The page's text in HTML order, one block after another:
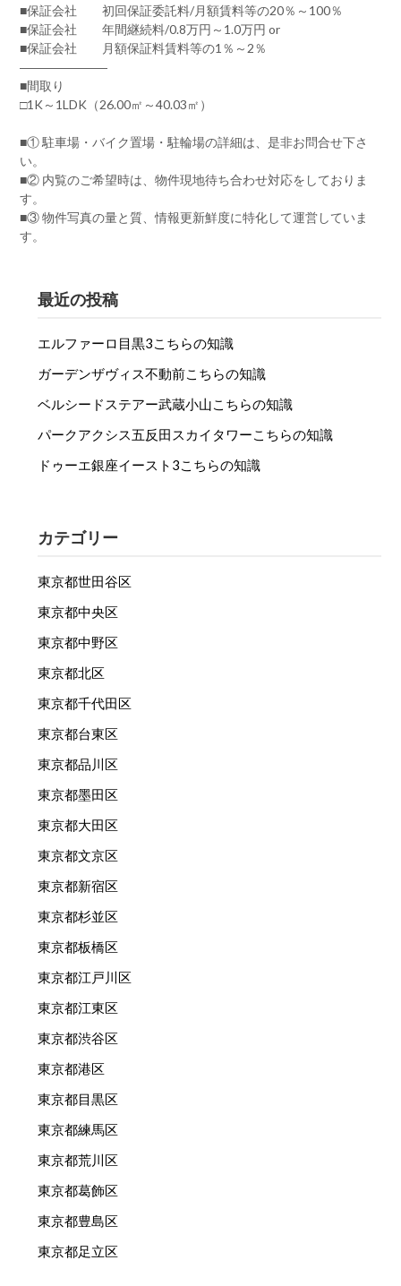
■保証会社 初回保証委託料/月額賃料等の20％～100％
■保証会社 年間継続料/0.8万円～1.0万円 or
■保証会社 月額保証料賃料等の1％～2％
―――――――
■間取り
□1K～1LDK（26.00㎡～40.03㎡）
■① 駐車場・バイク置場・駐輪場の詳細は、是非お問合せ下さ
い。
■② 内覧のご希望時は、物件現地待ち合わせ対応をしておりま
す。
■③ 物件写真の量と質、情報更新鮮度に特化して運営していま
す。
最近の投稿
エルファーロ目黒3こちらの知識
ガーデンザヴィス不動前こちらの知識
ベルシードステアー武蔵小山こちらの知識
パークアクシス五反田スカイタワーこちらの知識
ドゥーエ銀座イースト3こちらの知識
カテゴリー
東京都世田谷区
東京都中央区
東京都中野区
東京都北区
東京都千代田区
東京都台東区
東京都品川区
東京都墨田区
東京都大田区
東京都文京区
東京都新宿区
東京都杉並区
東京都板橋区
東京都江戸川区
東京都江東区
東京都渋谷区
東京都港区
東京都目黒区
東京都練馬区
東京都荒川区
東京都葛飾区
東京都豊島区
東京都足立区